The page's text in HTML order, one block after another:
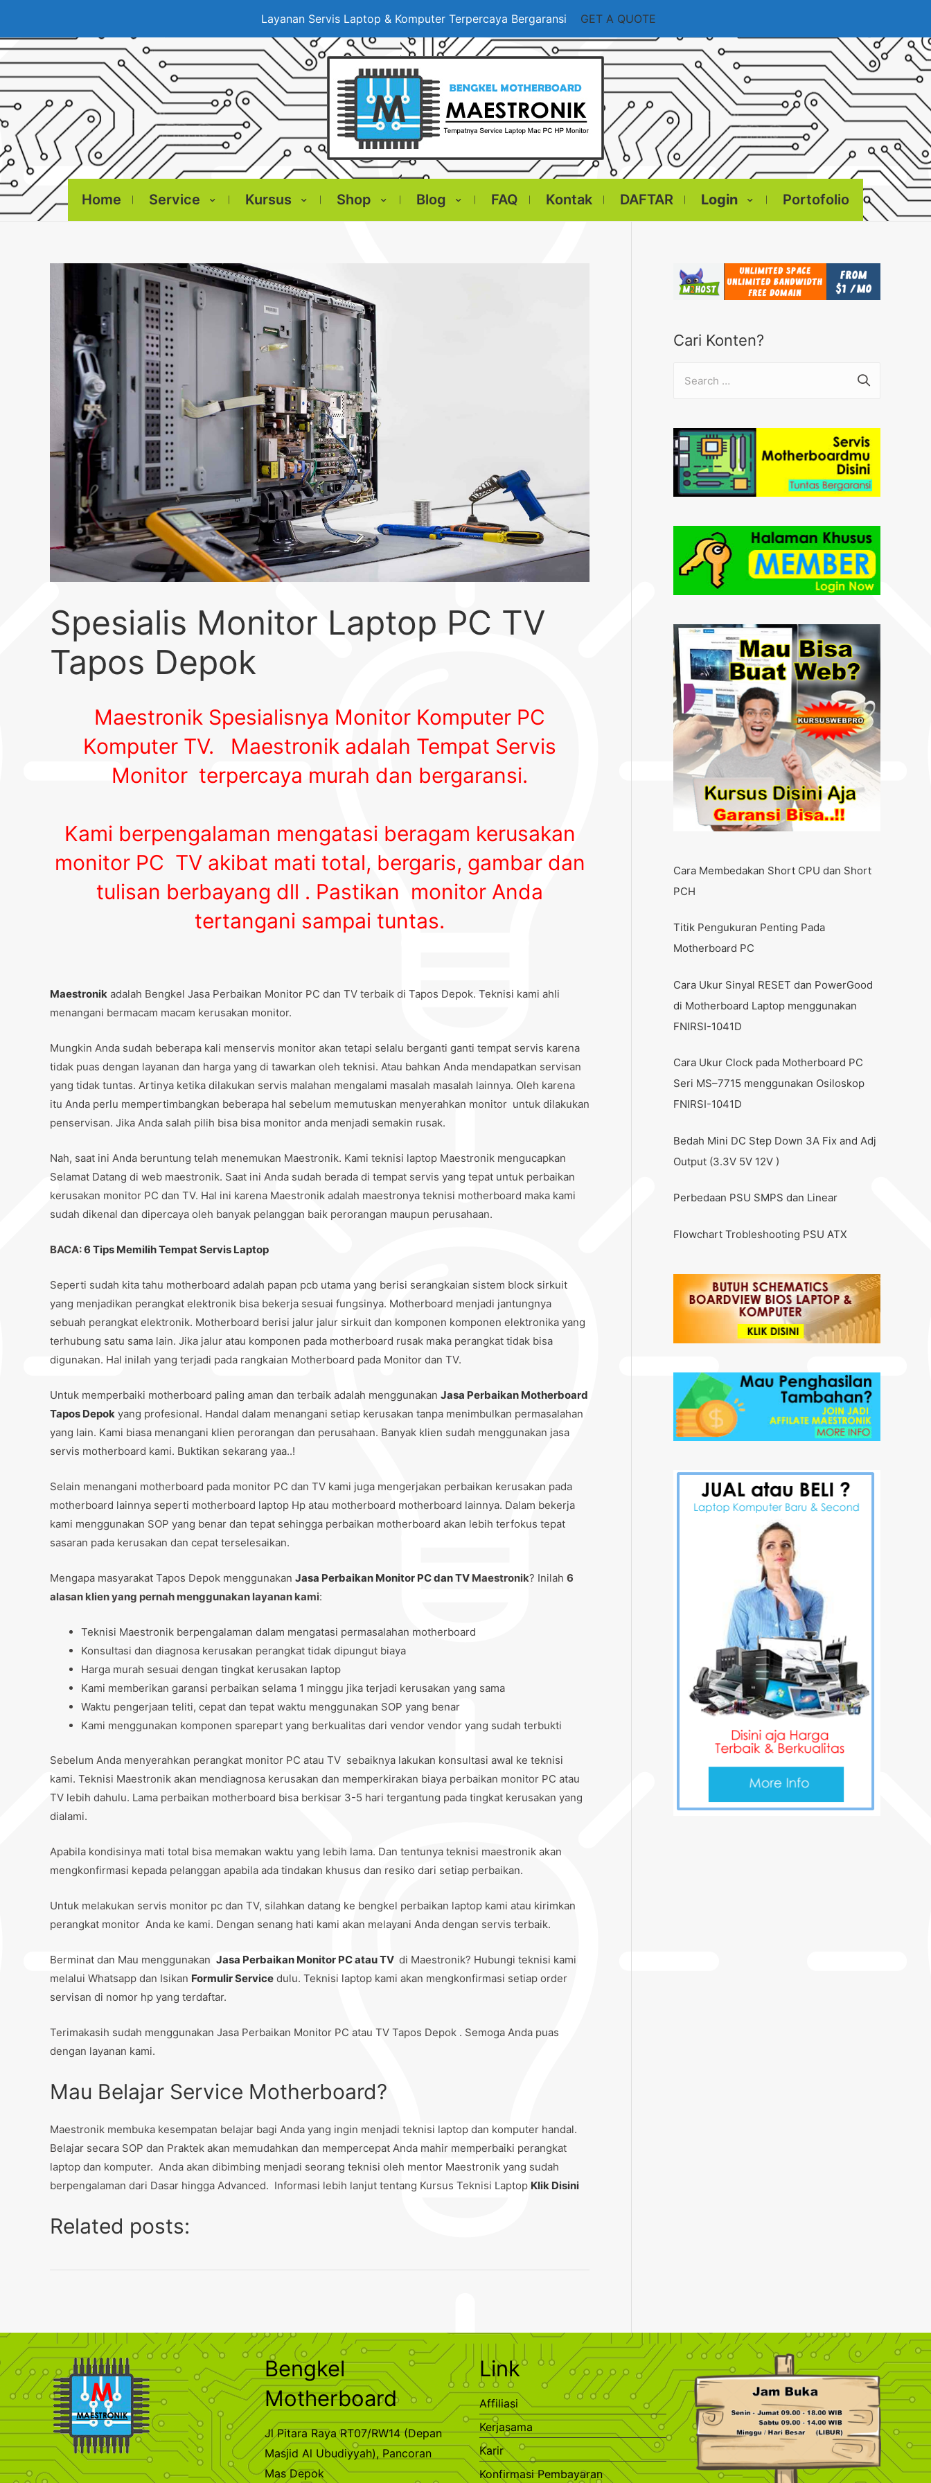
Layanan Servis Laptop & Komputer Terpercaya Bergaransi GET A QUOTE
Home Service Kursus Shop Blog FAQ Kontak DAFTAR Login Portofolio
Spesialis Monitor Laptop PC TV
Tapos Depok
Maestronik Spesialisnya Monitor Komputer PC
Komputer TV. Maestronik adalah Tempat Servis
Monitor terpercaya murah dan bergaransi.
Kami berpengalaman mengatasi beragam kerusakan
monitor PC TV akibat mati total, bergaris, gambar dan
tulisan berbayang dll . Pastikan monitor Anda
tertangani sampai tuntas.
Maestronik adalah Bengkel Jasa Perbaikan Monitor PC dan TV terbaik di Tapos Depok. Teknisi kami ahli
menangani bermacam macam kerusakan monitor.
Mungkin Anda sudah beberapa kali menservis monitor akan tetapi selalu berganti ganti tempat servis karena
tidak puas dengan layanan dan harga yang di tawarkan oleh teknisi. Atau bahkan Anda mendapatkan servisan
yang tidak tuntas. Artinya ketika dilakukan servis malahan mengalami masalah masalah lainnya. Oleh karena
itu Anda perlu mempertimbangkan beberapa hal sebelum memutuskan menyerahkan monitor untuk dilakukan
penservisan. Jika Anda salah pilih bisa bisa monitor anda menjadi semakin rusak.
Nah, saat ini Anda beruntung telah menemukan Maestronik. Kami teknisi laptop Maestronik mengucapkan
Selamat Datang di web maestronik. Saat ini Anda sudah berada di tempat servis yang tepat untuk perbaikan
kerusakan monitor PC dan TV. Hal ini karena Maestronik adalah maestronya teknisi motherboard maka kami
sudah dikenal dan dipercaya oleh banyak pelanggan baik perorangan maupun perusahaan.
BACA:6 Tips Memilih Tempat Servis Laptop
Seperti sudah kita tahu motherboard adalah papan pcb utama yang berisi serangkaian sistem block sirkuit
yang menjadikan perangkat elektronik bisa bekerja sesuai fungsinya. Motherboard menjadi jantungnya
sebuah perangkat elektronik. Motherboard berisi jalur jalur sirkuit dan komponen komponen elektronika yang
terhubung satu sama lain. Jika jalur atau komponen pada motherboard rusak maka perangkat tidak bisa
digunakan. Hal inilah yang terjadi pada rangkaian Motherboard pada Monitor dan TV.
Untuk memperbaiki motherboard paling aman dan terbaik adalah menggunakan Jasa Perbaikan Motherboard
Tapos Depok yang profesional. Handal dalam menangani setiap kerusakan tanpa menimbulkan permasalahan
yang lain. Kami biasa menangani klien perorangan dan perusahaan. Banyak klien sudah menggunakan jasa
servis motherboard kami. Buktikan sekarang yaa..!
Selain menangani motherboard pada monitor PC dan TV kami juga mengerjakan perbaikan kerusakan pada
motherboard lainnya seperti motherboard laptop Hp atau motherboard motherboard lainnya. Dalam bekerja
kami menggunakan SOP yang benar dan tepat sehingga perbaikan motherboard akan lebih terfokus tepat
sasaran pada kerusakan dan cepat terselesaikan.
Mengapa masyarakat Tapos Depok menggunakan Jasa Perbaikan Monitor PC dan TV Maestronik? Inilah 6
alasan klien yang pernah menggunakan layanan kami:
Teknisi Maestronik berpengalaman dalam mengatasi permasalahan motherboard
Konsultasi dan diagnosa kerusakan perangkat tidak dipungut biaya
Harga murah sesuai dengan tingkat kerusakan laptop
Kami memberikan garansi perbaikan selama 1 minggu jika terjadi kerusakan yang sama
Waktu pengerjaan teliti, cepat dan tepat waktu menggunakan SOP yang benar
Kami menggunakan komponen sparepart yang berkualitas dari vendor vendor yang sudah terbukti
Sebelum Anda menyerahkan perangkat monitor PC atau TV sebaiknya lakukan konsultasi awal ke teknisi
kami. Teknisi Maestronik akan mendiagnosa kerusakan dan memperkirakan biaya perbaikan monitor PC atau
TV lebih dahulu. Lama perbaikan motherboard bisa berkisar 3-5 hari tergantung pada tingkat kerusakan yang
dialami.
Apabila kondisinya mati total bisa memakan waktu yang lebih lama. Dan tentunya teknisi maestronik akan
mengkonfirmasi kepada pelanggan apabila ada tindakan khusus dan resiko dari setiap perbaikan.
Untuk melakukan servis monitor pc dan TV, silahkan datang ke bengkel perbaikan laptop kami atau kirimkan
perangkat monitor Anda ke kami. Dengan senang hati kami akan melayani Anda dengan servis terbaik.
Berminat dan Mau menggunakan Jasa Perbaikan Monitor PC atau TV di Maestronik? Hubungi teknisi kami
melalui Whatsapp dan Isikan Formulir Service dulu. Teknisi laptop kami akan mengkonfirmasi setiap order
servisan di nomor hp yang terdaftar.
Terimakasih sudah menggunakan Jasa Perbaikan Monitor PC atau TV Tapos Depok . Semoga Anda puas
dengan layanan kami.
Mau Belajar Service Motherboard?
Maestronik membuka kesempatan belajar bagi Anda yang ingin menjadi teknisi laptop dan komputer handal.
Belajar secara SOP dan Praktek akan memudahkan dan mempercepat Anda mahir memperbaiki perangkat
laptop dan komputer. Anda akan dibimbing menjadi seorang teknisi oleh mentor Maestronik yang sudah
berpengalaman dari Dasar hingga Advanced. Informasi lebih lanjut tentang Kursus Teknisi Laptop Klik Disini
Related posts:
Cari Konten?
Cara Membedakan Short CPU dan Short
PCH
Titik Pengukuran Penting Pada
Motherboard PC
Cara Ukur Sinyal RESET dan PowerGood
di Motherboard Laptop menggunakan
FNIRSI-1041D
Cara Ukur Clock pada Motherboard PC
Seri MS–7715 menggunakan Osiloskop
FNIRSI-1041D
Bedah Mini DC Step Down 3A Fix and Adj
Output (3.3V 5V 12V )
Perbedaan PSU SMPS dan Linear
Flowchart Trobleshooting PSU ATX
Bengkel
Motherboard
Jl Pitara Raya RT07/RW14 (Depan
Masjid Al Ubudiyyah), Pancoran
Mas Depok
Link
Affiliasi
Kerjasama
Karir
Konfirmasi Pembayaran